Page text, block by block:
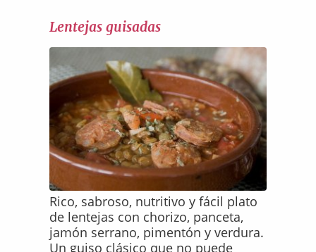
Lentejas guisadas
Rico, sabroso, nutritivo y fácil plato
de lentejas con chorizo, panceta,
jamón serrano, pimentón y verdura.
Un guiso clásico que no puede